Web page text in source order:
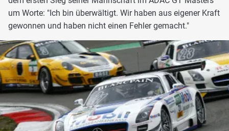
um Worte: "Ich bin überwältigt. Wir haben aus eigener Kraft
gewonnen und haben nicht einen Fehler gemacht."